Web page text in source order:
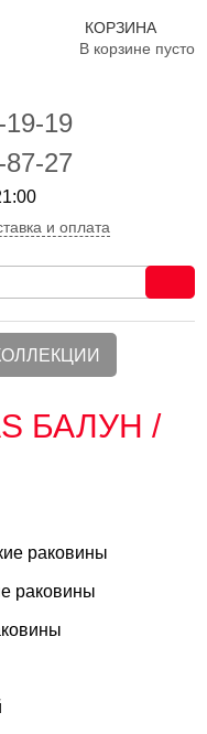
19-19
27
и оплата
КОРЗИНА
В корзине пусто
БАЛУН /
раковины
раковины